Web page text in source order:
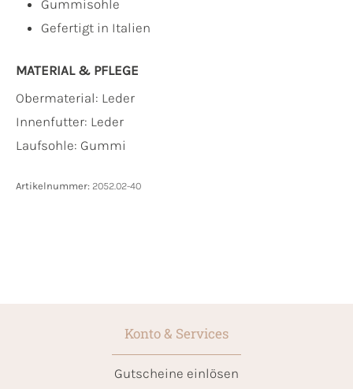
Gummisohle
Gefertigt in Italien
MATERIAL & PFLEGE
Obermaterial: Leder
Innenfutter: Leder
Laufsohle: Gummi
Artikelnummer: 2052.02-40
Konto & Services
Gutscheine einlösen